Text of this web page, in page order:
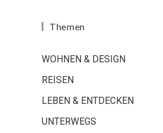
Themen
WOHNEN & DESIGN
REISEN
LEBEN & ENTDECKEN
UNTERWEGS